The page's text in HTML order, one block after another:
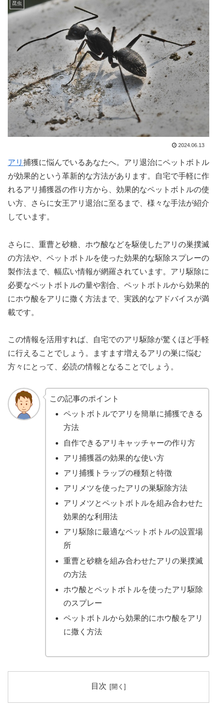
昆虫
2024.06.13
アリ 捕獲に悩んでいるあなたへ。アリ退治にペットボトル
が効果的という革新的な方法があります。自宅で手軽に作
れるアリ捕獲器の作り方から、効果的なペットボトルの使
い方、さらに女王アリ退治に至るまで、様々な手法が紹介
しています。
さらに、重曹と砂糖、ホウ酸などを駆使したアリの巣撲滅
の方法や、ペットボトルを使った効果的な駆除スプレーの
製作法まで、幅広い情報が網羅されています。アリ駆除に
必要なペットボトルの量や割合、ペットボトルから効果的
にホウ酸をアリに撒く方法まで、実践的なアドバイスが満
載です。
この情報を活用すれば、自宅でのアリ駆除が驚くほど手軽
に行えることでしょう。ますます増えるアリの巣に悩む
方々にとって、必読の情報となることでしょう。
この記事のポイント
ペットボトルでアリを簡単に捕獲できる
方法
自作できるアリキャッチャーの作り方
アリ捕獲器の効果的な使い方
アリ捕獲トラップの種類と特徴
アリメツを使ったアリの巣駆除方法
アリメツとペットボトルを組み合わせた
効果的な利用法
アリ駆除に最適なペットボトルの設置場
所
重曹と砂糖を組み合わせたアリの巣撲滅
の方法
ホウ酸とペットボトルを使ったアリ駆除
のスプレー
ペットボトルから効果的にホウ酸をアリ
に撒く方法
目次